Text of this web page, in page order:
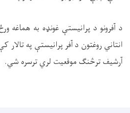
د آفرونو د پرانیستې غونډه به هماغه
انتاني روغتون د آفر پرانیستې په
آرشیف ترڅنګ موقعیت لري ترسره شي.